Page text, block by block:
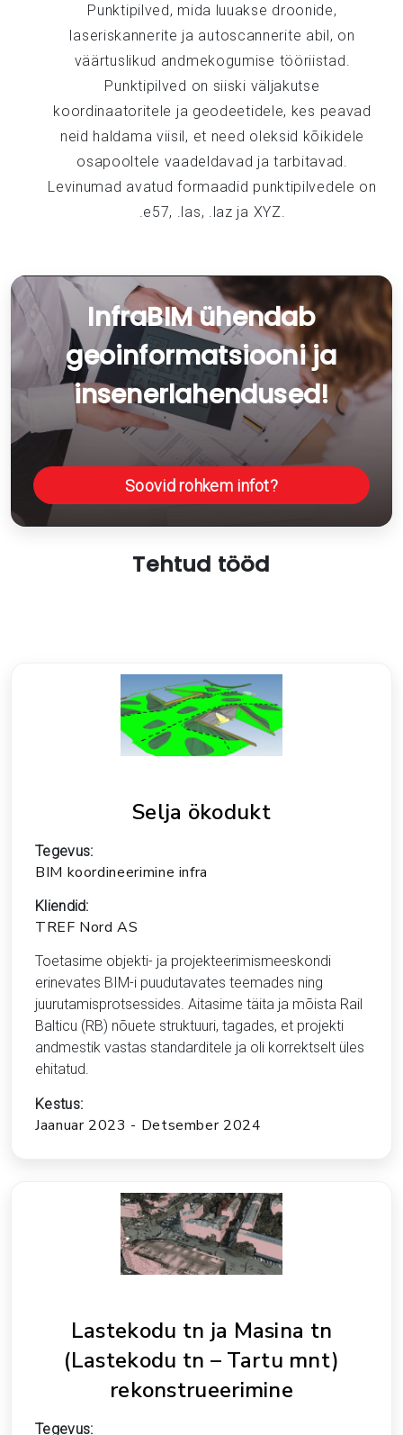
Punktipilved, mida luuakse droonide,
laseriskannerite ja autoscannerite abil, on
väärtuslikud andmekogumise tööriistad.
Punktipilved on siiski väljakutse
koordinaatoritele ja geodeetidele, kes peavad
neid haldama viisil, et need oleksid kõikidele
osapooltele vaadeldavad ja tarbitavad.
Levinumad avatud formaadid punktipilvedele on
.e57, .las, .laz ja XYZ.
InfraBIM ühendab
geoinformatsiooni ja
insenerlahendused!
Soovid rohkem infot?
Tehtud tööd
Selja ökodukt
Tegevus:
BIM koordineerimine infra
Kliendid:
TREF Nord AS
Toetasime objekti- ja projekteerimismeeskondi
erinevates BIM-i puudutavates teemades ning
juurutamisprotsessides. Aitasime täita ja mõista Rail
Balticu (RB) nõuete struktuuri, tagades, et projekti
andmestik vastas standarditele ja oli korrektselt üles
ehitatud.
Kestus:
Jaanuar 2023 - Detsember 2024
Lastekodu tn ja Masina tn
(Lastekodu tn – Tartu mnt)
rekonstrueerimine
Tegevus: